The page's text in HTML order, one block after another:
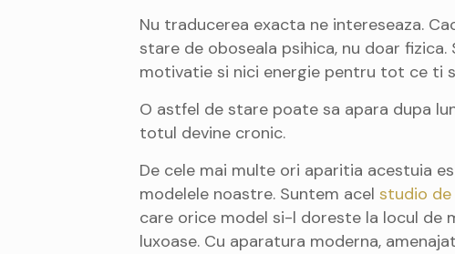
Nu traducerea exacta ne intereseaza.
stare de oboseala psihica, nu doar
motivatie si nici energie pentru tot ce ti
O astfel de stare poate sa apara dupa
totul devine cronic.
De cele mai multe ori aparitia acestuia
modelele noastre. Suntem acel studio
care orice model si-l doreste la locul de
luxoase. Cu aparatura moderna,